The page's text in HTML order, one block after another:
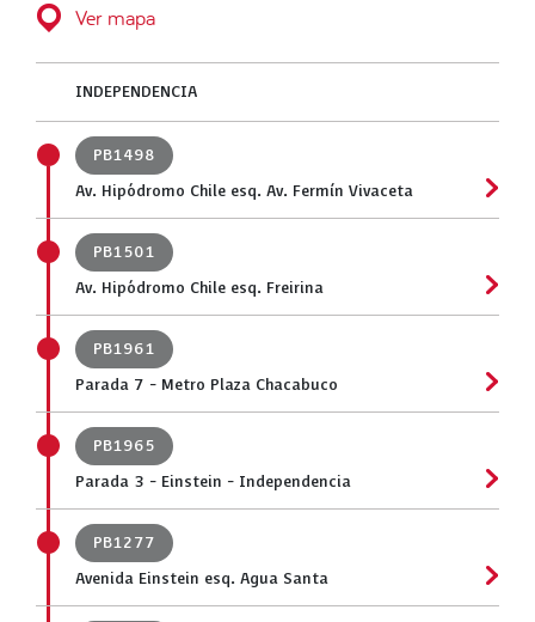
Ver mapa
INDEPENDENCIA
PB1498
Av. Hipódromo Chile esq. Av. Fermín Vivaceta
PB1501
Av. Hipódromo Chile esq. Freirina
PB1961
Parada 7 - Metro Plaza Chacabuco
PB1965
Parada 3 - Einstein - Independencia
PB1277
Avenida Einstein esq. Agua Santa